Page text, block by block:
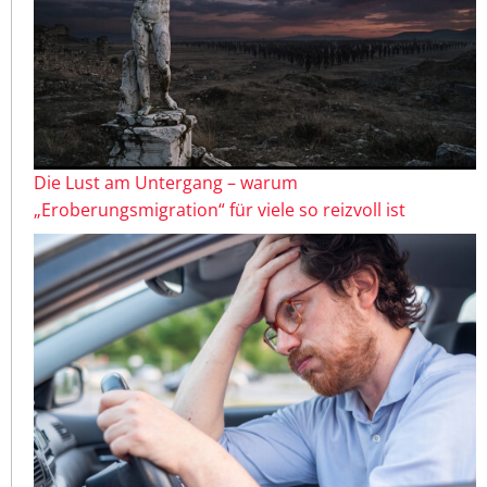
Die Lust am Untergang – warum
„Eroberungsmigration“ für viele so reizvoll ist